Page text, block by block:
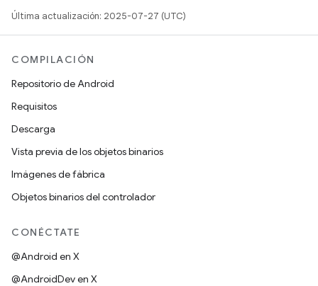
Última actualización: 2025-07-27 (UTC)
COMPILACIÓN
Repositorio de Android
Requisitos
Descarga
Vista previa de los objetos binarios
Imágenes de fábrica
Objetos binarios del controlador
CONÉCTATE
@Android en X
@AndroidDev en X